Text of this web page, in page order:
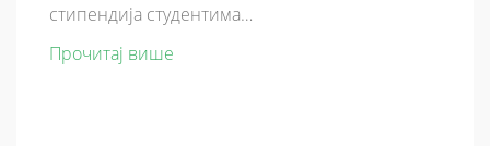
стипендија студентима…
Прочитај више